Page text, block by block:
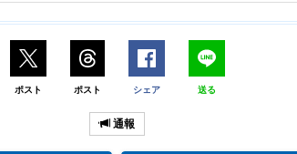
ポスト ポスト シェア 送る
通報